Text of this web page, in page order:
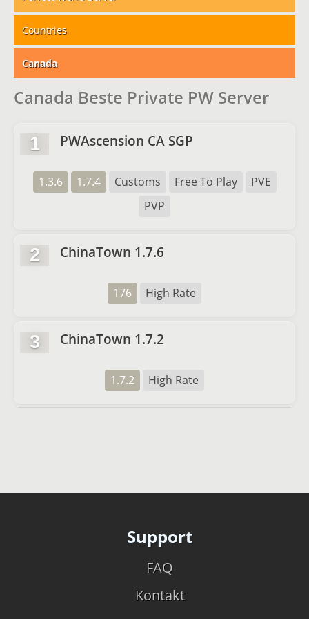
Countries
Canada
Canada Beste Private PW Server
1 PWAscension CA SGP
1.3.6 1.7.4 Customs Free To Play
PVE
PVP
2 ChinaTown 1.7.6
176 High Rate
3 ChinaTown 1.7.2
1.7.2 High Rate
Support
FAQ
Kontakt